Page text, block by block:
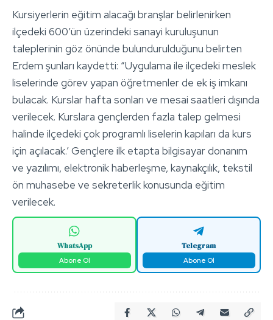
Kursiyerlerin eğitim alacağı branşlar belirlenirken
ilçedeki 600’ün üzerindeki sanayi kuruluşunun
taleplerinin göz önünde bulundurulduğunu belirten
Erdem şunları kaydetti: “Uygulama ile ilçedeki meslek
liselerinde görev yapan öğretmenler de ek iş imkanı
bulacak. Kurslar hafta sonları ve mesai saatleri dışında
verilecek. Kurslara gençlerden fazla talep gelmesi
halinde ilçedeki çok programlı liselerin kapıları da kurs
için açılacak.’ Gençlere ilk etapta bilgisayar donanım
ve yazılımı, elektronik haberleşme, kaynakçılık, tekstil
ön muhasebe ve sekreterlik konusunda eğitim
verilecek.
WhatsApp
Abone Ol
Telegram
Abone Ol